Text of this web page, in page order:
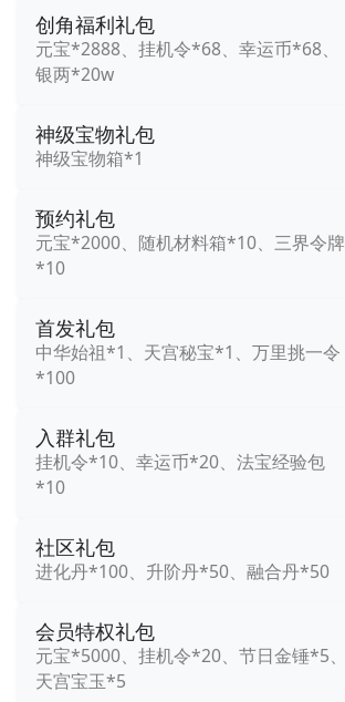
创角福利礼包
元宝*2888、挂机令*68、幸运币*68、
银两*20w
神级宝物礼包
神级宝物箱*1
预约礼包
元宝*2000、随机材料箱*10、三界令牌
*10
首发礼包
中华始祖*1、天宫秘宝*1、万里挑一令
*100
入群礼包
挂机令*10、幸运币*20、法宝经验包
*10
社区礼包
进化丹*100、升阶丹*50、融合丹*50
会员特权礼包
元宝*5000、挂机令*20、节日金锤*5、
天宫宝玉*5